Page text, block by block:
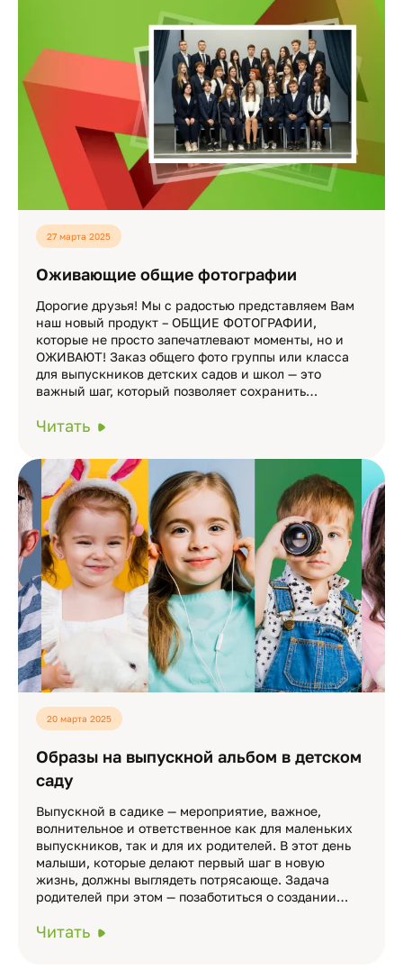
27 марта 2025
Оживающие общие фотографии
Дорогие друзья! Мы с радостью представляем Вам
наш новый продукт – ОБЩИЕ ФОТОГРАФИИ,
которые не просто запечатлевают моменты, но и
ОЖИВАЮТ! Заказ общего фото группы или класса
для выпускников детских садов и школ — это
важный шаг, который позволяет сохранить…
Читать
20 марта 2025
Образы на выпускной альбом в детском
саду
Выпускной в садике — мероприятие, важное,
волнительное и ответственное как для маленьких
выпускников, так и для их родителей. В этот день
малыши, которые делают первый шаг в новую
жизнь, должны выглядеть потрясающе. Задача
родителей при этом — позаботиться о создании…
Читать